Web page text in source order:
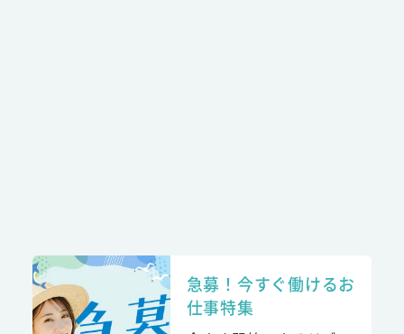
急募！今すぐ働けるお
仕事特集